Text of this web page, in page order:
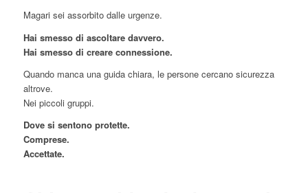
Magari sei assorbito dalle urgenze.
Hai smesso di ascoltare davvero.
Hai smesso di creare connessione.
Quando manca una guida chiara, le persone cercano sicurezza
altrove.
Nei piccoli gruppi.
Dove si sentono protette.
Comprese.
Accettate.